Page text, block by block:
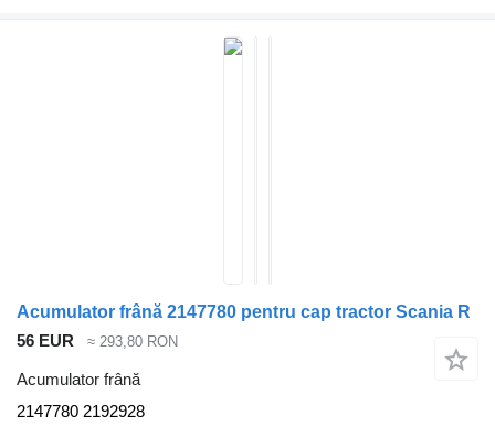
Acumulator frână 2147780 pentru cap tractor Scania R
56 EUR
≈ 293,80 RON
Acumulator frână
2147780 2192928